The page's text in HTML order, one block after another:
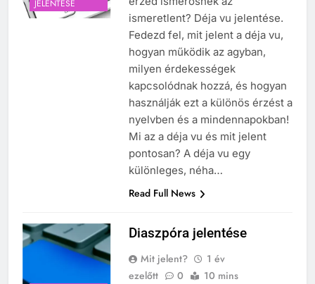
JELENTÉSE
ismeretlent? Déja vu jelentése.
Fedezd fel, mit jelent a déja vu,
hogyan működik az agyban,
milyen érdekességek
kapcsolódnak hozzá, és hogyan
használják ezt a különös érzést a
nyelvben és a mindennapokban!
Mi az a déja vu és mit jelent
pontosan? A déja vu egy
különleges, néha…
Read Full News
Diaszpóra jelentése
Mit jelent?
1 év
ezelőtt
0 10 mins